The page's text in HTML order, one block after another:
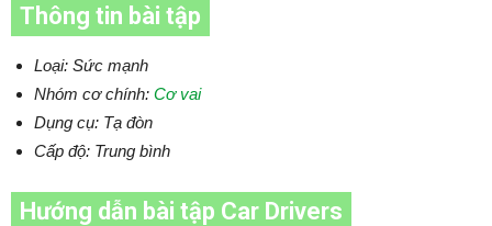
Thông tin bài tập
Loại: Sức mạnh
Nhóm cơ chính: Cơ vai
Dụng cụ: Tạ đòn
Cấp độ: Trung bình
Hướng dẫn bài tập Car Drivers